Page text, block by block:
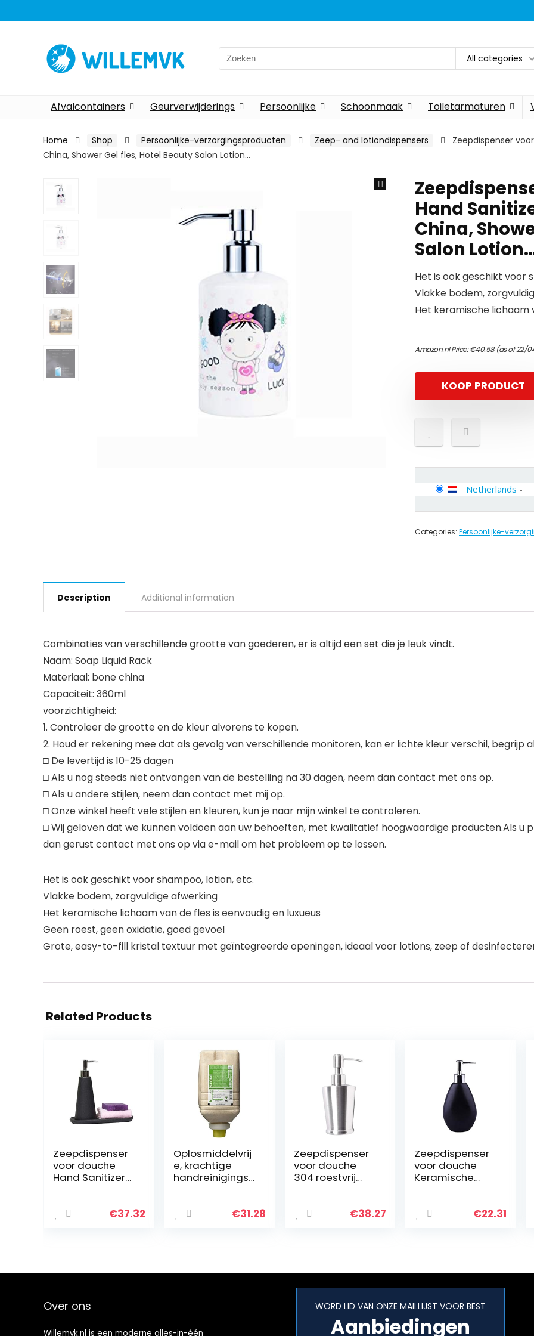
Search
for:
All categories
Afvalcontainers Geurverwijderings Persoonlijke Schoonmaak Toiletarmaturen
Home Shop Persoonlijke-verzorgingsproducten Zeep- and lotiondispensers
Zeepdispenser
China, Shower Gel fles, Hotel Beauty Salon Lotion…
Hand
China,
Salon
Het is ook geschikt voor
Vlakke bodem,
Het keramische lichaam
Amazon.nl Price:€40.58(as of 22/
KOOP PRODUCT
Netherlands -
Categories: Persoonlijke-
Description Additional information
Combinaties van verschillende grootte van goederen, er is altijd een set die je leuk vindt.
Naam: Soap Liquid Rack
Materiaal: bone china
Capaciteit: 360ml
voorzichtigheid:
1. Controleer de grootte en de kleur alvorens te kopen.
2. Houd er rekening mee dat als gevolg van verschillende monitoren, kan er lichte kleur verschil, begrijp
□ De levertijd is 10-25 dagen
□ Als u nog steeds niet ontvangen van de bestelling na 30 dagen, neem dan contact met ons op.
□ Als u andere stijlen, neem dan contact met mij op.
□ Onze winkel heeft vele stijlen en kleuren, kun je naar mijn winkel te controleren.
□ Wij geloven dat we kunnen voldoen aan uw behoeften, met kwalitatief hoogwaardige producten.Als
dan gerust contact met ons op via e-mail om het probleem op te lossen.
Het is ook geschikt voor shampoo, lotion, etc.
Vlakke bodem, zorgvuldige afwerking
Het keramische lichaam van de fles is eenvoudig en luxueus
Geen roest, geen oxidatie, goed gevoel
Grote, easy-to-fill kristal textuur met geïntegreerde openingen, ideaal voor lotions, zeep of
Related Products
Zeepdispenser
voor douche
Hand Sanitizer
Ceramic Hotel
€37.32
Oplosmiddelvrij
e, krachtige
handreinigingsp
natural) met€31.28
Zeepdispenser
voor douche
304 roestvrij
Sanitizer Fles
€38.27
Zeepdispenser
voor douche
Keramische
Manual Home
€22.31
Over ons
Willemvk.nl is een moderne alles-in-één
WORD LID VAN ONZE MAILLIJST VOOR BEST
Aanbiedingen